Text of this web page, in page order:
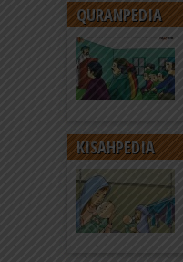
QURANPEDIA
KISAHPEDIA